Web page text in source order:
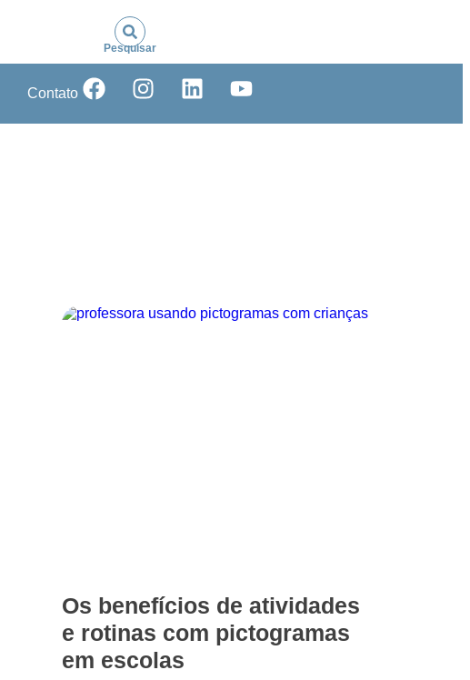
Pesquisar
Contato
Os benefícios de atividades
e rotinas com pictogramas
em escolas